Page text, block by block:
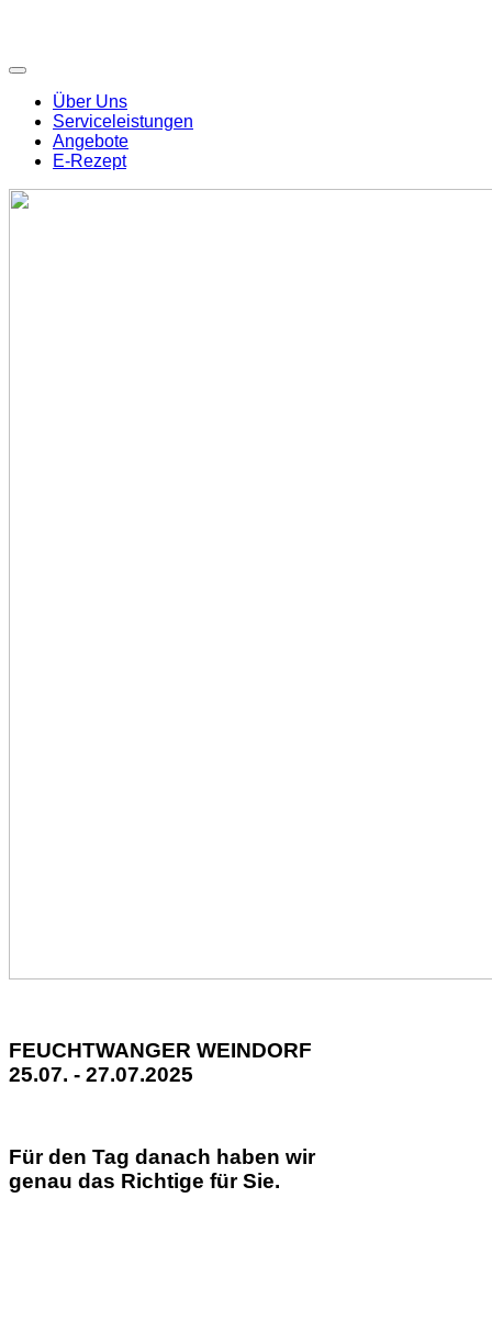
Über Uns
Serviceleistungen
Angebote
E-Rezept
FEUCHTWANGER WEINDORF
25.07. - 27.07.2025
Für den Tag danach haben wir
genau das Richtige für Sie.